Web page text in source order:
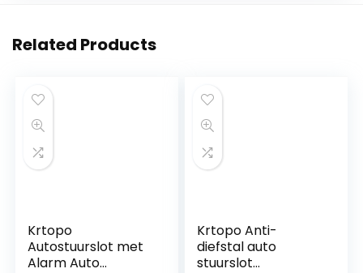
Related Products
Krtopo
Autostuurslot met
Alarm Auto
Krtopo Anti-
diefstal auto
stuurslot